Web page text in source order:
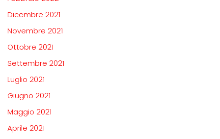
Dicembre 2021
Novembre 2021
Ottobre 2021
Settembre 2021
Luglio 2021
Giugno 2021
Maggio 2021
Aprile 2021